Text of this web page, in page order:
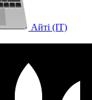
Айті (IT)